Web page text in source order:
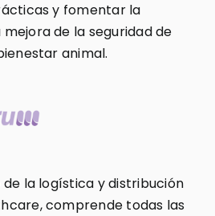
y fomentar la
de la seguridad de
animal.
la logística y distribución
comprende todas las